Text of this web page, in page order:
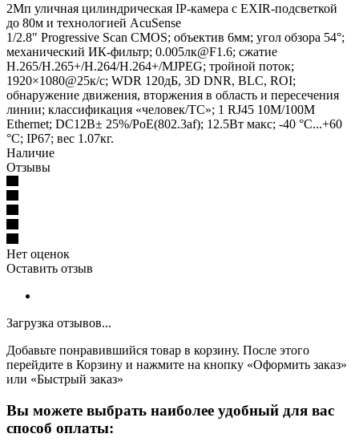
2Мп уличная цилиндрическая IP-камера с EXIR-подсветкой
до 80м и технологией AcuSense
1/2.8" Progressive Scan CMOS; объектив 6мм; угол обзора 54°;
механический ИК-фильтр; 0.005лк@F1.6; сжатие
H.265/H.265+/H.264/H.264+/MJPEG; тройной поток;
1920×1080@25к/с; WDR 120дБ, 3D DNR, BLC, ROI;
обнаружение движения, вторжения в область и пересечения
линии; классификация «человек/ТС»; 1 RJ45 10M/100M
Ethernet; DC12В± 25%/PoE(802.3af); 12.5Вт макс; -40 °C...+60
°C; IP67; вес 1.07кг.
Наличие
Отзывы
Нет оценок
Оставить отзыв
Загрузка отзывов...
Добавьте понравившийся товар в корзину. После этого
перейдите в Корзину и нажмите на кнопку «Оформить заказ»
или «Быстрый заказ»
Вы можете выбрать наиболее удобный для вас
способ оплаты: